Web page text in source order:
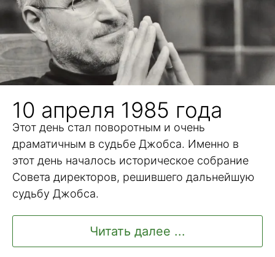
10 апреля 1985 года
Этот день стал поворотным и очень
драматичным в судьбе Джобса. Именно в
этот день началось историческое собрание
Совета директоров, решившего дальнейшую
судьбу Джобса.
Читать далее ...